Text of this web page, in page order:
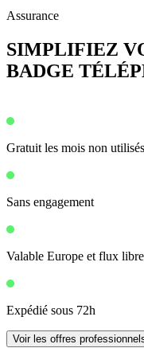
Assurance
SIMPLIFIEZ
BADGE
Gratuit les mois non utilisés
Sans engagement
Valable Europe et flux libre
Expédié sous 72h
Voir les offres